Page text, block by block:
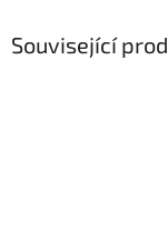
Související